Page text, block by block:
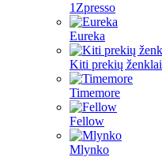
1Zpresso
Eureka
Kiti prekių ženklai
Timemore
Fellow
Mlynko